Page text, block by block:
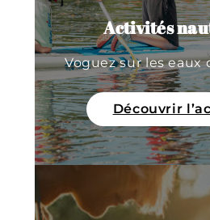
Activités
Voguez sur les eaux
Découvrir